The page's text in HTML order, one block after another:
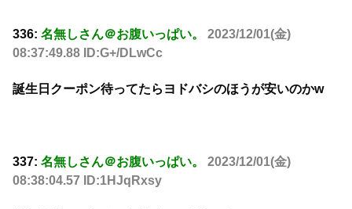
336: 名無しさん＠お腹いっぱい。
2023/12/01(金)
08:37:49.88 ID:G+/DLwCc
誕生日クーポン待ってたらヨドバシのほうが安いのかw
337: 名無しさん＠お腹いっぱい。
2023/12/01(金)
08:38:04.57 ID:1HJqRxsy